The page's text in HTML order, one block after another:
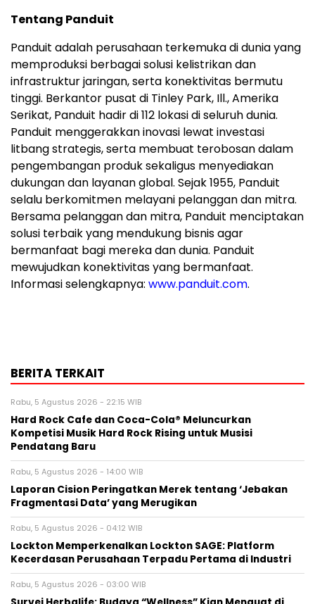
Tentang Panduit
Panduit adalah perusahaan terkemuka di dunia yang
memproduksi berbagai solusi kelistrikan dan
infrastruktur jaringan, serta konektivitas bermutu
tinggi. Berkantor pusat di Tinley Park, Ill., Amerika
Serikat, Panduit hadir di 112 lokasi di seluruh dunia.
Panduit menggerakkan inovasi lewat investasi
litbang strategis, serta membuat terobosan dalam
pengembangan produk sekaligus menyediakan
dukungan dan layanan global. Sejak 1955, Panduit
selalu berkomitmen melayani pelanggan dan mitra.
Bersama pelanggan dan mitra, Panduit menciptakan
solusi terbaik yang mendukung bisnis agar
bermanfaat bagi mereka dan dunia. Panduit
mewujudkan konektivitas yang bermanfaat.
Informasi selengkapnya: www.panduit.com.
BERITA TERKAIT
Rabu, 5 Agustus 2026 - 22:15 WIB
Hard Rock Cafe dan Coca-Cola® Meluncurkan
Kompetisi Musik Hard Rock Rising untuk Musisi
Pendatang Baru
Rabu, 5 Agustus 2026 - 14:00 WIB
Laporan Cision Peringatkan Merek tentang ‘Jebakan
Fragmentasi Data’ yang Merugikan
Rabu, 5 Agustus 2026 - 04:12 WIB
Lockton Memperkenalkan Lockton SAGE: Platform
Kecerdasan Perusahaan Terpadu Pertama di Industri
Rabu, 5 Agustus 2026 - 03:00 WIB